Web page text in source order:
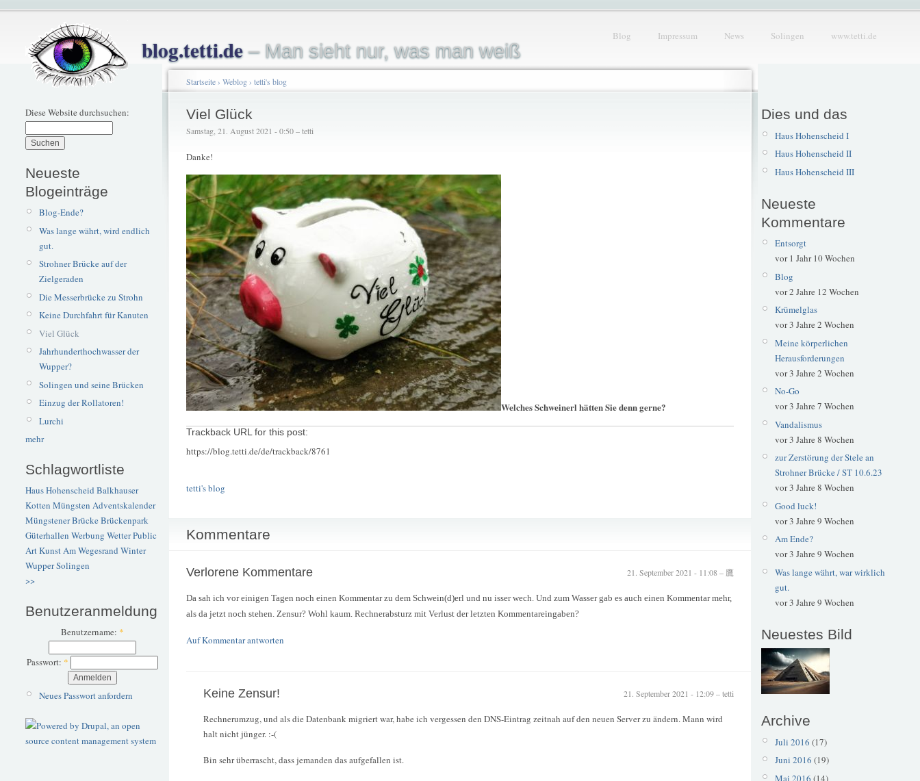
blog.tetti.de– Man sieht nur, was man weiß
Blog Impressum News Solingen www.tetti.de
Diese Website durchsuchen:
Neueste
Blogeinträge
Blog-Ende?
Was lange währt, wird endlich
gut.
Strohner Brücke auf der
Zielgeraden
Die Messerbrücke zu Strohn
Keine Durchfahrt für Kanuten
Viel Glück
Jahrhunderthochwasser der
Wupper?
Solingen und seine Brücken
Einzug der Rollatoren!
Lurchi
mehr
Schlagwortliste
Haus Hohenscheid Balkhauser
Kotten Müngsten Adventskalender
Müngstener BrückeBrückenpark
Güterhallen Werbung WetterPublic
ArtKunstAm Wegesrand Winter
WupperSolingen
>>
Benutzeranmeldung
Benutzername: *
Passwort: *
Neues Passwort anfordern
Startseite› Weblog› tetti's blog
Viel Glück
Samstag, 21. August 2021 - 0:50 – tetti
Danke!
Welches Schweinerl hätten Sie denn gerne?
Trackback URL for this post:
https://blog.tetti.de/de/trackback/8761
tetti's blog
Kommentare
21. September 2021 - 11:08 – 鷹
Verlorene Kommentare
Da sah ich vor einigen Tagen noch einen Kommentar zu dem Schwein(d)erl und nu isser wech. Und zum Wasser gab es auch einen Kommentar mehr,
als da jetzt noch stehen. Zensur? Wohl kaum. Rechnerabsturz mit Verlust der letzten Kommentareingaben?
Auf Kommentar antworten
21. September 2021 - 12:09 – tetti
Keine Zensur!
Rechnerumzug, und als die Datenbank migriert war, habe ich vergessen den DNS-Eintrag zeitnah auf den neuen Server zu ändern. Mann wird
halt nicht jünger. :-(
Bin sehr überrascht, dass jemanden das aufgefallen ist.
Dies und das
Haus Hohenscheid I
Haus Hohenscheid II
Haus Hohenscheid III
Neueste
Kommentare
Entsorgt
vor 1 Jahr 10 Wochen
Blog
vor 2 Jahre 12 Wochen
Krümelglas
vor 3 Jahre 2 Wochen
Meine körperlichen
Herausforderungen
vor 3 Jahre 2 Wochen
No-Go
vor 3 Jahre 7 Wochen
Vandalismus
vor 3 Jahre 8 Wochen
zur Zerstörung der Stele an
Strohner Brücke / ST 10.6.23
vor 3 Jahre 8 Wochen
Good luck!
vor 3 Jahre 9 Wochen
Am Ende?
vor 3 Jahre 9 Wochen
Was lange währt, war wirklich
gut.
vor 3 Jahre 9 Wochen
Neuestes Bild
Archive
Juli 2016 (17)
Juni 2016 (19)
Mai 2016 (14)